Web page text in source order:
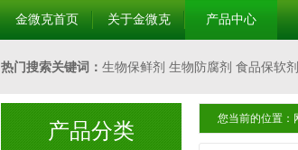
金微克首页 关于金微克 产品中心
热门搜索关键词： 生物保鲜剂 生物防腐剂 食品保软
剂 食品保软剂 酱菜增脆剂 食品膨松剂 腐竹耐煮
产品分类
您当前的位置：